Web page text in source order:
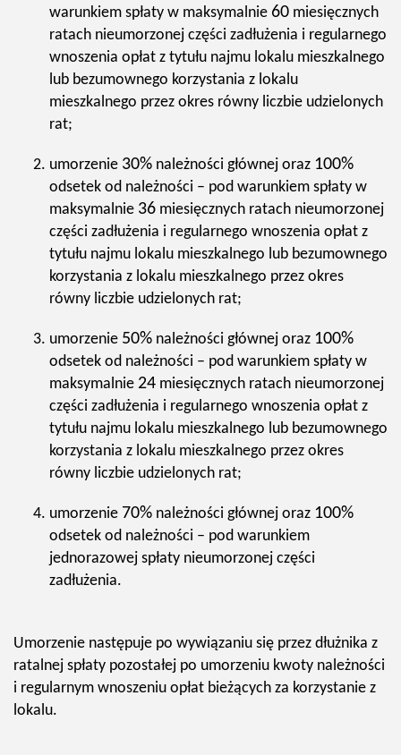
warunkiem spłaty w maksymalnie 60 miesięcznych
ratach nieumorzonej części zadłużenia i regularnego
wnoszenia opłat z tytułu najmu lokalu mieszkalnego
lub bezumownego korzystania z lokalu
mieszkalnego przez okres równy liczbie udzielonych
rat;
umorzenie 30% należności głównej oraz 100%
odsetek od należności – pod warunkiem spłaty w
maksymalnie 36 miesięcznych ratach nieumorzonej
części zadłużenia i regularnego wnoszenia opłat z
tytułu najmu lokalu mieszkalnego lub bezumownego
korzystania z lokalu mieszkalnego przez okres
równy liczbie udzielonych rat;
umorzenie 50% należności głównej oraz 100%
odsetek od należności – pod warunkiem spłaty w
maksymalnie 24 miesięcznych ratach nieumorzonej
części zadłużenia i regularnego wnoszenia opłat z
tytułu najmu lokalu mieszkalnego lub bezumownego
korzystania z lokalu mieszkalnego przez okres
równy liczbie udzielonych rat;
umorzenie 70% należności głównej oraz 100%
odsetek od należności – pod warunkiem
jednorazowej spłaty nieumorzonej części
zadłużenia.
Umorzenie następuje po wywiązaniu się przez dłużnika z
ratalnej spłaty pozostałej po umorzeniu kwoty należności
i regularnym wnoszeniu opłat bieżących za korzystanie z
lokalu.